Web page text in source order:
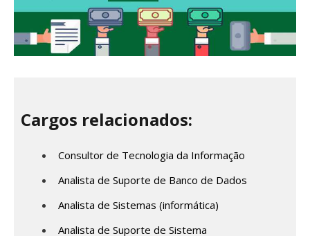
Cargos relacionados:
Consultor de Tecnologia da Informação
Analista de Suporte de Banco de Dados
Analista de Sistemas (informática)
Analista de Suporte de Sistema